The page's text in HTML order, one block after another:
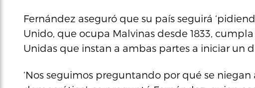
Fernández aseguró que su país seguirá
Unido, que ocupa Malvinas desde 1833,
Unidas que instan a ambas partes a iniciar un
‘Nos seguimos preguntando por qué se